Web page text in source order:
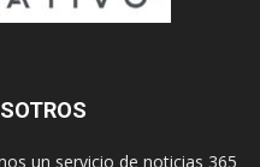
un servicio de noticias 365